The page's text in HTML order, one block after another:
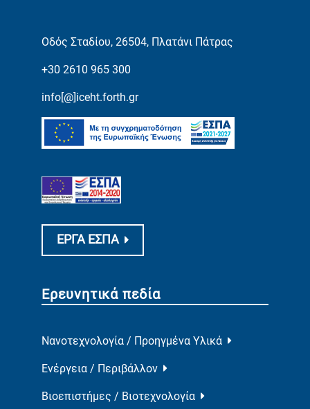
Οδός Σταδίου, 26504, Πλατάνι Πάτρας
+30 2610 965 300
info[@]iceht.forth.gr
ΕΡΓΑ ΕΣΠΑ
Ερευνητικά πεδία
Νανοτεχνολογία / Προηγμένα Υλικά
Ενέργεια / Περιβάλλον
Βιοεπιστήμες / Βιοτεχνολογία